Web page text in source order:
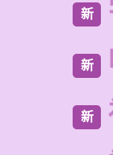
新
新
新